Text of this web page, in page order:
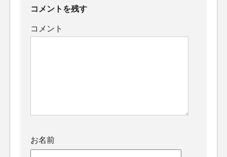
コメントを残す
コメント
お名前